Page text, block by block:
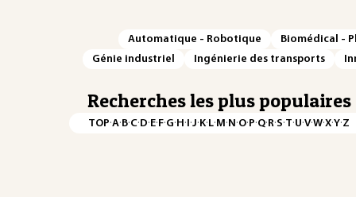
Automatique - Robotique
Biomédical -
Génie industriel
Ingénierie des transports
Recherches les plus populaires
TOP·A·B·C·D·E·F·G·H·I·J·K·L·M·N·O·P·Q·R·S·T·U·V·W·X·Y·Z